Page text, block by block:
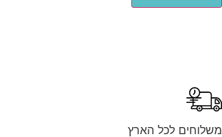
לכל הארץ